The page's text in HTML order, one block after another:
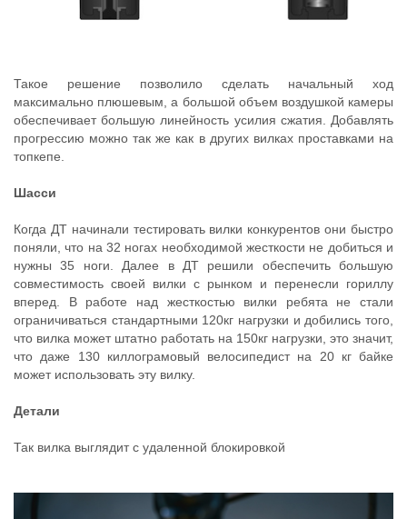
Такое решение позволило сделать начальный ход
максимально плюшевым, а большой объем воздушкой камеры
обеспечивает большую линейность усилия сжатия. Добавлять
прогрессию можно так же как в других вилках проставками на
топкепе.
Шасси
Когда ДТ начинали тестировать вилки конкурентов они быстро
поняли, что на 32 ногах необходимой жесткости не добиться и
нужны 35 ноги. Далее в ДТ решили обеспечить большую
совместимость своей вилки с рынком и перенесли гориллу
вперед. В работе над жесткостью вилки ребята не стали
ограничиваться стандартными 120кг нагрузки и добились того,
что вилка может штатно работать на 150кг нагрузки, это значит,
что даже 130 киллограмовый велосипедист на 20 кг байке
может использовать эту вилку.
Детали
Так вилка выглядит с удаленной блокировкой